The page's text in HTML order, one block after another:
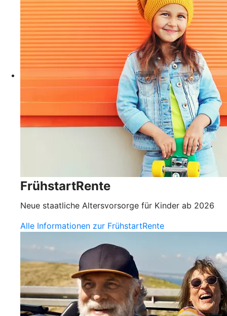
FrühstartRente
Neue staatliche Altersvorsorge für Kinder ab 2026
Alle Informationen zur FrühstartRente